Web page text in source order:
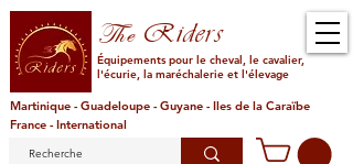
TheRiders
Équipements pour le cheval, le cavalier,
l'écurie, la maréchalerie et l'élevage
Martinique - Guadeloupe - Guyane - Iles de la Caraïbe
France - International